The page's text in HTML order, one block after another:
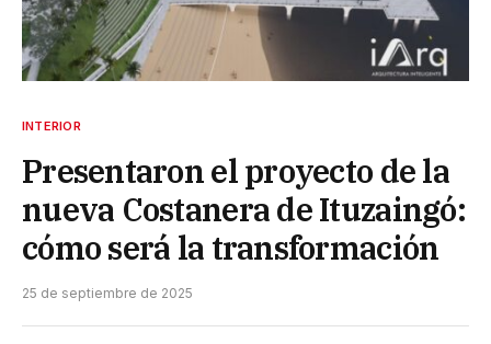
INTERIOR
Presentaron el proyecto de la
nueva Costanera de Ituzaingó:
cómo será la transformación
25 de septiembre de 2025